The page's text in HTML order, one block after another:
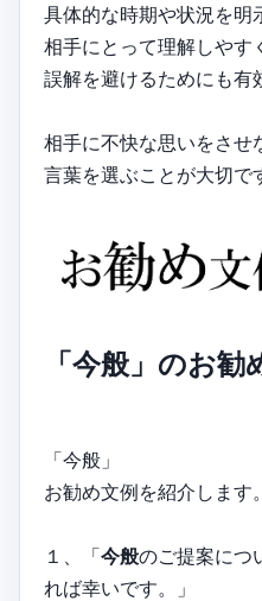
具体的な時期や状況を明
相手にとって理解しやす
誤解を避けるためにも有
相手に不快な思いをさせ
言葉を選ぶことが大切で
「今般」のお
「今般」
お勧め文例を紹介します。
１、「今般のご提案につ
れば幸いです。」